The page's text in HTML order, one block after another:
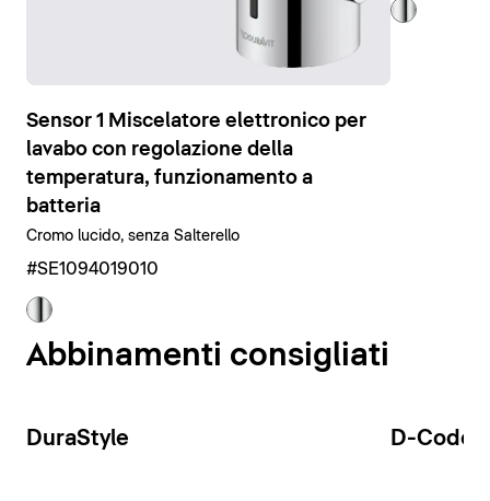
Sensor 1 Miscelatore elettronico per
lavabo con regolazione della
temperatura, funzionamento a
batteria
Cromo lucido, senza Salterello
#SE1094019010
Abbinamenti consigliati
DuraStyle D-Code